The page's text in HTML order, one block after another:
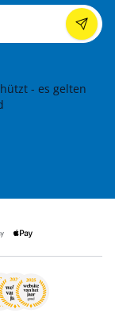
- es gelten